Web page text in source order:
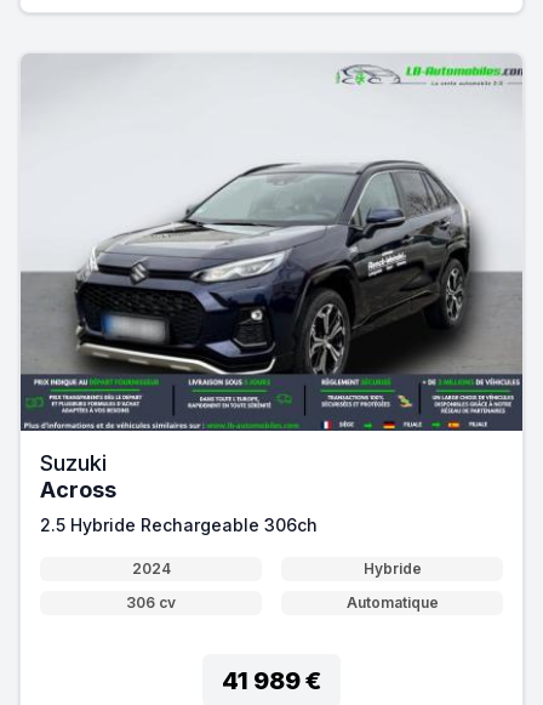
Suzuki
Across
2.5 Hybride Rechargeable 306ch
2024
Hybride
306 cv
Automatique
41 989 €